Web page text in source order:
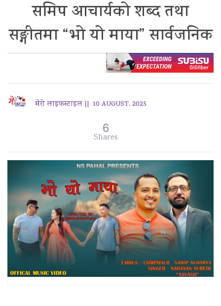
समिप आचार्यको शब्द तथा
सङ्गीतमा “भो यो माया” सार्वजनिक
मेरो लाइफस्टाइल || 10 AUGUST, 2025
6
Shares